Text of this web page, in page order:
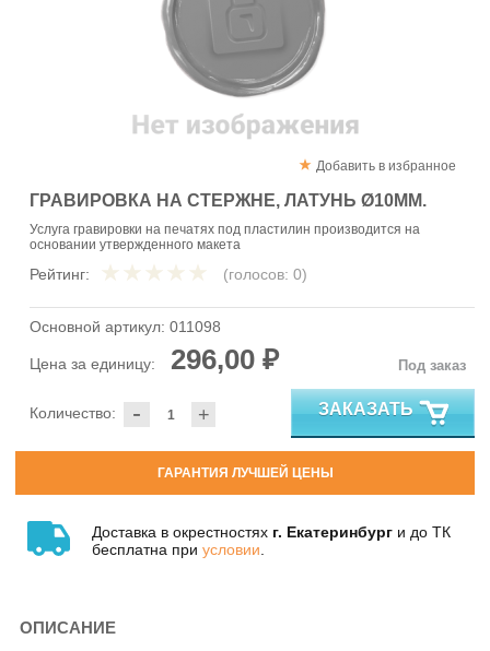
Добавить в избранное
ГРАВИРОВКА НА СТЕРЖНЕ, ЛАТУНЬ Ø10ММ.
Услуга гравировки на печатях под пластилин производится на
основании утвержденного макета
Рейтинг: (голосов: 0)
Основной артикул: 011098
Цена за единицу: 296,00 ₽
- +
Количество:
Под заказ
ЗАКАЗАТЬ
ГАРАНТИЯ ЛУЧШЕЙ ЦЕНЫ
Доставка в окрестностях г. Екатеринбург и до ТК
бесплатна при условии
ОПИСАНИЕ